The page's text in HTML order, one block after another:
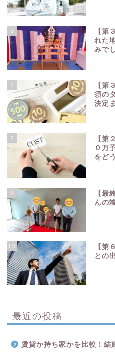
6
【第
れた
みで
7
【第
須の
決定
8
【第
０万
をど
9
【最
んの
10
【第
との
最近の投稿
賃貸か持ち家かを比較！結